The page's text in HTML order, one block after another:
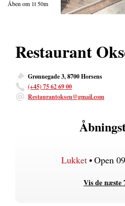
Åben om 1t 50m
Restaurant
Grønnegade 3, 8700 Horsens
(+45) 75 62 69 00
Restaurantoksen@gmail.com
Lukket•Open
Vis de næste